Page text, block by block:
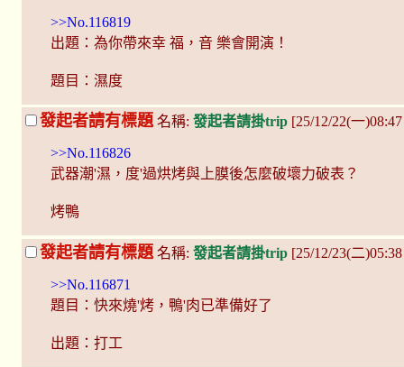
>>No.116819
出題：為你帶來幸 福，音 樂會開演！
題目：濕度
發起者請有標題 名稱: 發起者請掛trip [25/12/22(一
>>No.116826
武器潮'濕，度'過烘烤與上膜後怎麼破壞力破表？
烤鴨
發起者請有標題 名稱: 發起者請掛trip [25/12/23(二
>>No.116871
題目：快來燒'烤，鴨'肉已準備好了
出題：打工